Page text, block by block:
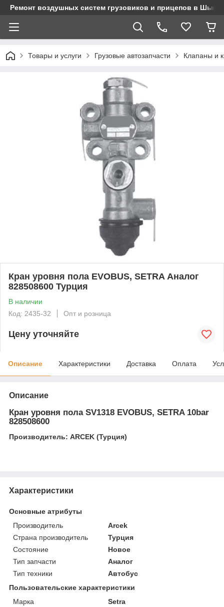
Ремонт воздушных систем грузовиков и прицепов в
Товары и услуги Грузовые автозапчасти Клапаны и
Кран уровня пола EVOBUS, SETRA Аналог
828508600 Турция
В наличии
Код: 2435-32
Опт и розница
Цену уточняйте
Описание Характеристики Доставка Оплата
Описание
Кран уровня пола SV1318 EVOBUS, SETRA 10bar
828508600
Производитель: ARCEK (Турция)
Характеристики
Основные атрибуты
Производитель
Arcek
Страна производитель
Турция
Состояние
Новое
Тип запчасти
Аналог
Тип техники
Автобус
Пользовательские характеристики
Марка
Setra